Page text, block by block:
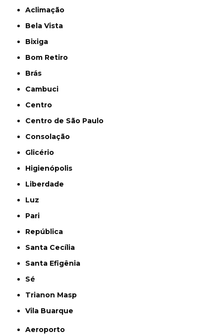
Aclimação
Bela Vista
Bixiga
Bom Retiro
Brás
Cambuci
Centro
Centro de São Paulo
Consolação
Glicério
Higienópolis
Liberdade
Luz
Pari
República
Santa Cecília
Santa Efigênia
Sé
Trianon Masp
Vila Buarque
Aeroporto